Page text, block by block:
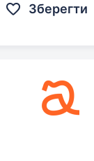
Зберегти